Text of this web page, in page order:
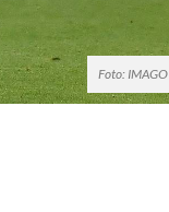
Foto: IMAGO